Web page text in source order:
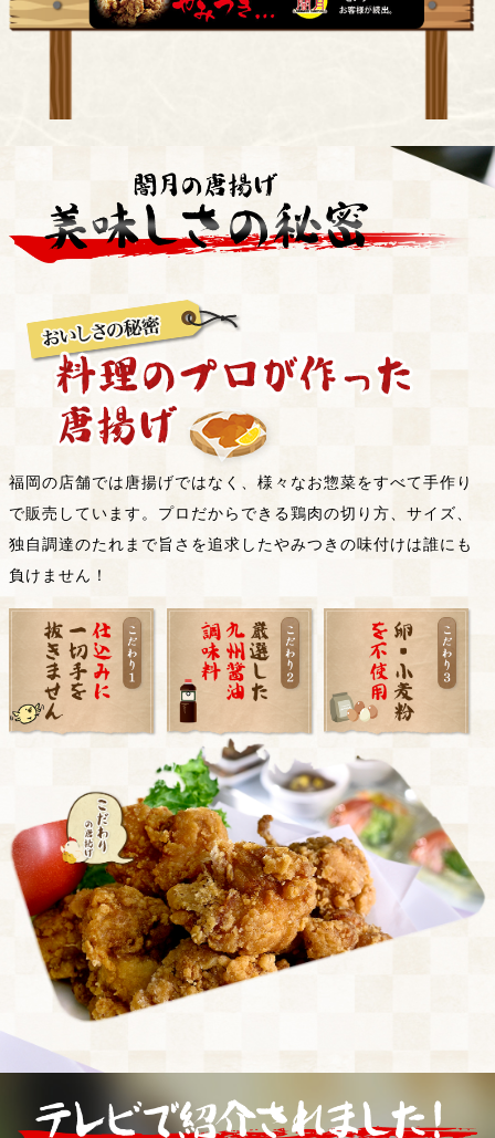
福岡の店舗では唐揚げではなく、様々なお惣菜をすべて手作り
で販売しています。プロだからできる鶏肉の切り方、サイズ、
独自調達のたれまで旨さを追求したやみつきの味付けは誰にも
負けません！